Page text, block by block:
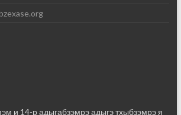
и 14-р адыгабзэмрэ адыгэ тхыбзэмрэ я